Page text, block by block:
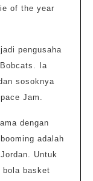
of the year
pengusaha
Ia
sosoknya
Jam.
dengan
adalah
Untuk
bola basket